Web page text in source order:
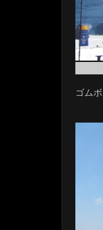
ゴム